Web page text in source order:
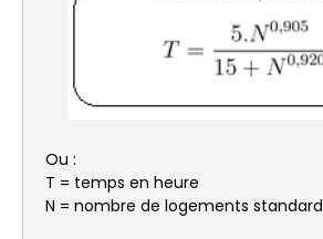
Ou :
T = temps en heure
N = nombre de logements standard